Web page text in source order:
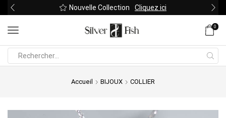
Nouvelle Collection Cliquez ici
0
Accueil BIJOUX COLLIER